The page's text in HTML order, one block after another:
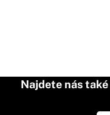
Najdete nás